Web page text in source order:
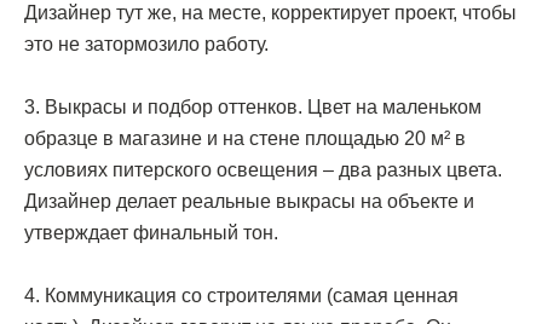
Дизайнер тут же, на месте, корректирует проект, чтобы
это не затормозило работу.
3. Выкрасы и подбор оттенков. Цвет на маленьком
образце в магазине и на стене площадью 20 м² в
условиях питерского освещения – два разных цвета.
Дизайнер делает реальные выкрасы на объекте и
утверждает финальный тон.
4. Коммуникация со строителями (самая ценная